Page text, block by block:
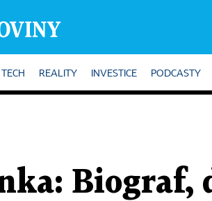
TECH REALITY INVESTICE PODCASTY
Biograf,